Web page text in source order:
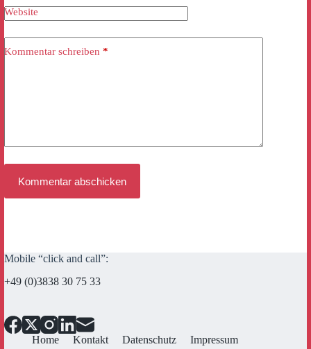
Website
Kommentar schreiben *
Kommentar abschicken
Mobile “click and call”:
+49 (0)3838 30 75 33
Home Kontakt Datenschutz Impressum